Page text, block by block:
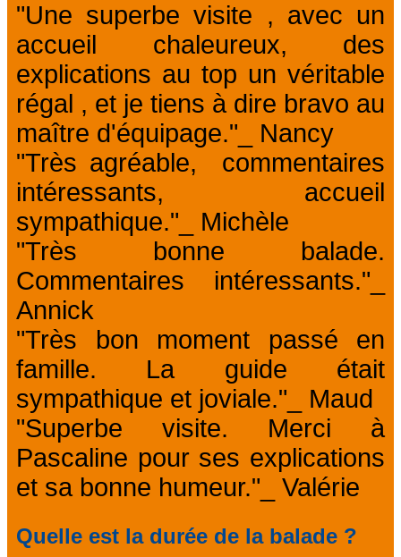
"Une superbe visite , avec un
accueil chaleureux, des
explications au top un véritable
régal , et je tiens à dire bravo au
maître d'équipage."_ Nancy
"Très agréable, commentaires
intéressants, accueil
sympathique."_ Michèle
"Très bonne balade.
Commentaires intéressants."_
Annick
"Très bon moment passé en
famille. La guide était
sympathique et joviale."_ Maud
"Superbe visite. Merci à
Pascaline pour ses explications
et sa bonne humeur."_ Valérie
Quelle est la durée de la balade ?